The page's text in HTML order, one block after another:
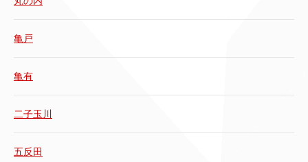
亀戸
亀有
二子玉川
五反田